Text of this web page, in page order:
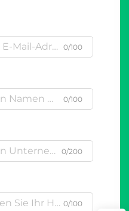
0/100
0/100
0/200
0/100